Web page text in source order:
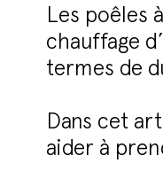
Les poêles
chauffage
termes de
Dans cet
aider à